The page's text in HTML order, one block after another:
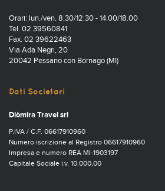
Orari: lun./ven. 8.30/12.30 - 14.00/18.00
Tel. 02 39560841
Fax. 02 39622463
Via Ada Negri, 20
20042 Pessano con Bornago (MI)
Dati Societari
Diòmira Travel srl
P.IVA / C.F. 06617910960
Numero iscrizione al Registro 06617910960
Impresa e numero REA MI-1903197
Capitale Sociale i.v. 10.000,00